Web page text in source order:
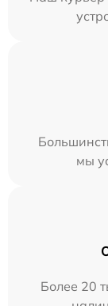
мы
Более 20